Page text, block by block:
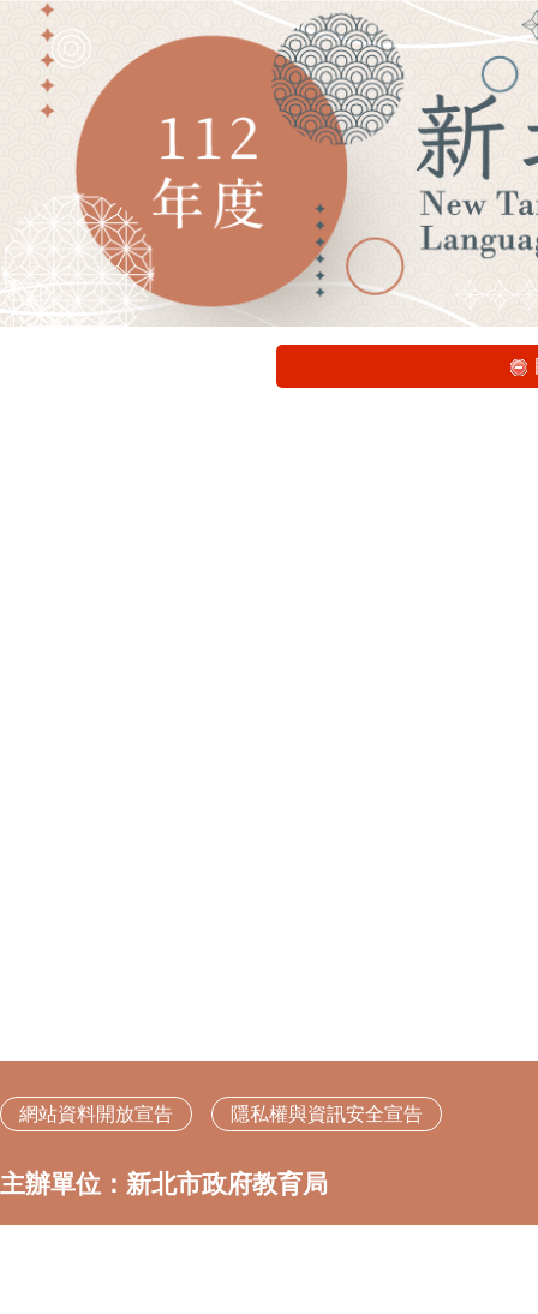
網站資料開放宣告 隱私權與資訊安全宣告
主辦單位：新北市政府教育局